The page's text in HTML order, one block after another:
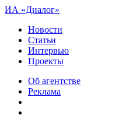
ИА «Диалог»
Новости
Статьи
Интервью
Проекты
Об агентстве
Реклама